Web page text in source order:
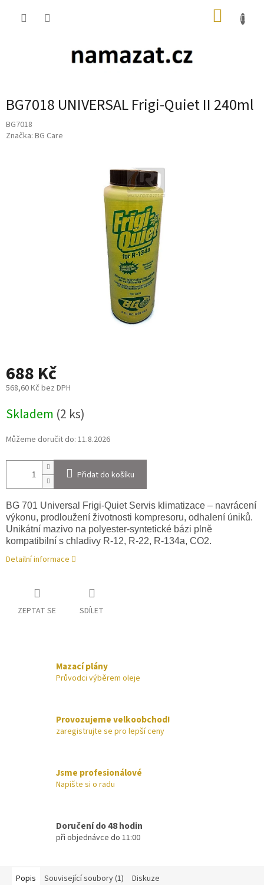
BG7018 UNIVERSAL Frigi-Quiet II 240ml
BG7018
Značka: BG Care
688 Kč
568,60 Kč bez DPH
cena:
Skladem (2 ks)
Můžeme doručit do: 11.8.2026
Přidat do košíku
BG 701 Universal Frigi-Quiet Servis klimatizace – navrácení
výkonu, prodloužení životnosti kompresoru, odhalení úniků.
Unikátní mazivo na polyester-syntetické bázi plně
kompatibilní s chladivy R-12, R-22, R-134a, CO2.
Detailní informace
ZEPTAT SE SDÍLET
Mazací plány
Průvodci výběrem oleje
Provozujeme velkoobchod!
zaregistrujte se pro lepší ceny
Jsme profesionálové
Napište si o radu
Doručení do 48 hodin
při objednávce do 11:00
Popis Související soubory (1) Diskuze